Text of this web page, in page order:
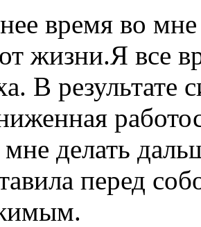
время во
жизни.Я все
В результате
делать
перед